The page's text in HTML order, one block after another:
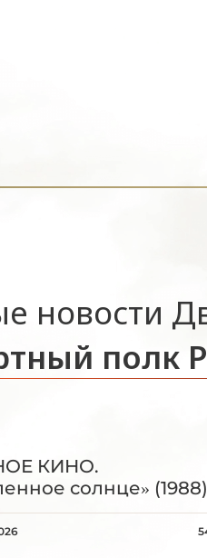
новости
полк
КИНО.
солнце» (1988)